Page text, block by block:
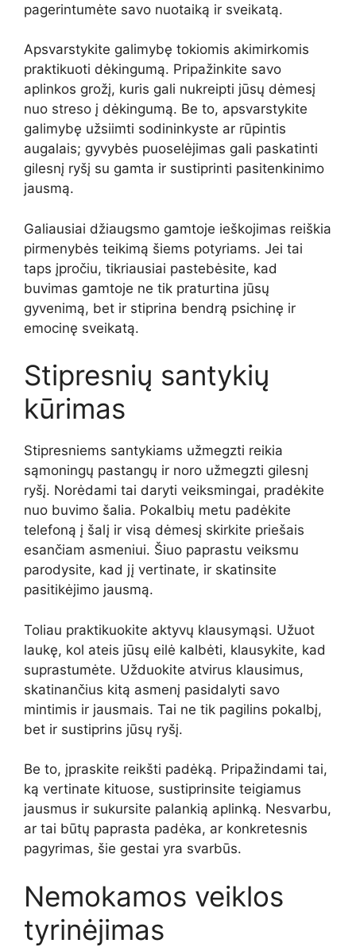
pagerintumėte savo nuotaiką ir sveikatą.
Apsvarstykite galimybę tokiomis akimirkomis
praktikuoti dėkingumą. Pripažinkite savo
aplinkos grožį, kuris gali nukreipti jūsų dėmesį
nuo streso į dėkingumą. Be to, apsvarstykite
galimybę užsiimti sodininkyste ar rūpintis
augalais; gyvybės puoselėjimas gali paskatinti
gilesnį ryšį su gamta ir sustiprinti pasitenkinimo
jausmą.
Galiausiai džiaugsmo gamtoje ieškojimas reiškia
pirmenybės teikimą šiems potyriams. Jei tai
taps įpročiu, tikriausiai pastebėsite, kad
buvimas gamtoje ne tik praturtina jūsų
gyvenimą, bet ir stiprina bendrą psichinę ir
emocinę sveikatą.
Stipresnių santykių
kūrimas
Stipresniems santykiams užmegzti reikia
sąmoningų pastangų ir noro užmegzti gilesnį
ryšį. Norėdami tai daryti veiksmingai, pradėkite
nuo buvimo šalia. Pokalbių metu padėkite
telefoną į šalį ir visą dėmesį skirkite priešais
esančiam asmeniui. Šiuo paprastu veiksmu
parodysite, kad jį vertinate, ir skatinsite
pasitikėjimo jausmą.
Toliau praktikuokite aktyvų klausymąsi. Užuot
laukę, kol ateis jūsų eilė kalbėti, klausykite, kad
suprastumėte. Užduokite atvirus klausimus,
skatinančius kitą asmenį pasidalyti savo
mintimis ir jausmais. Tai ne tik pagilins pokalbį,
bet ir sustiprins jūsų ryšį.
Be to, įpraskite reikšti padėką. Pripažindami tai,
ką vertinate kituose, sustiprinsite teigiamus
jausmus ir sukursite palankią aplinką. Nesvarbu,
ar tai būtų paprasta padėka, ar konkretesnis
pagyrimas, šie gestai yra svarbūs.
Nemokamos veiklos
tyrinėjimas